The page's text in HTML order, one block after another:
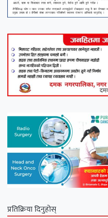
प्रतिक्रिया दिनुहोस्